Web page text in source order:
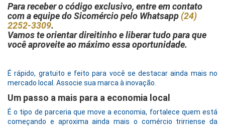
Para receber o código exclusivo, entre em contato
com a equipe do Sicomércio pelo Whatsapp (24)
2252-3309.
Vamos te orientar direitinho e liberar tudo para que
você aproveite ao máximo essa oportunidade.
É rápido, gratuito e feito para você se destacar ainda mais no
mercado local. Associe sua marca à inovação.
Um passo a mais para a economia local
É o tipo de parceria que move a economia, fortalece quem está
começando e aproxima ainda mais o comércio trirriense da